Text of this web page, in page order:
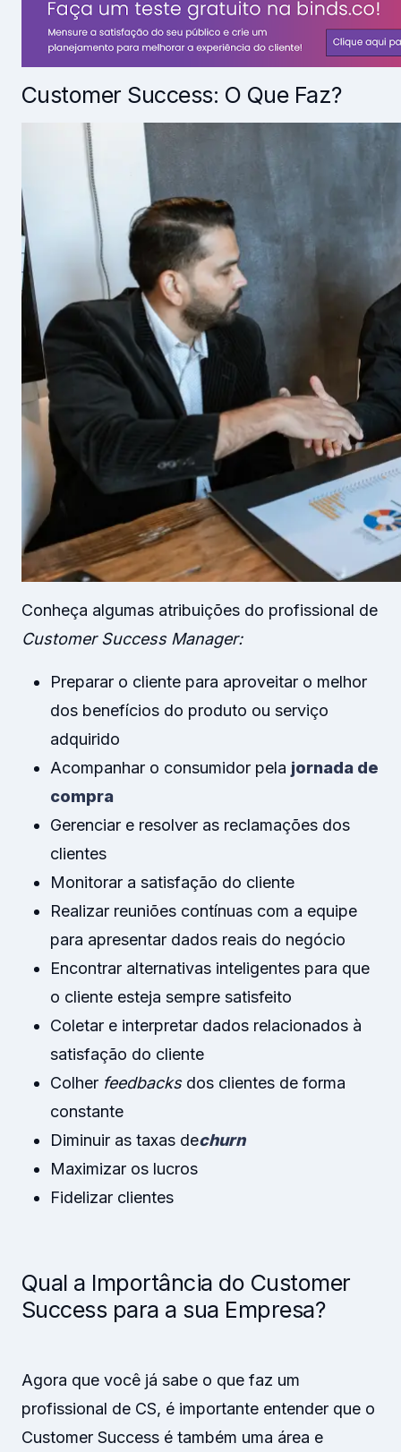
Customer Success: O Que Faz?
Conheça algumas atribuições do profissional de
Customer Success Manager:
Preparar o cliente para aproveitar o melhor
dos benefícios do produto ou serviço
adquirido
Acompanhar o consumidor pela jornada de
compra
Gerenciar e resolver as reclamações dos
clientes
Monitorar a satisfação do cliente
Realizar reuniões contínuas com a equipe
para apresentar dados reais do negócio
Encontrar alternativas inteligentes para que
o cliente esteja sempre satisfeito
Coletar e interpretar dados relacionados à
satisfação do cliente
Colher feedbacksdos clientes de forma
constante
Diminuir as taxas dechurn
Maximizar os lucros
Fidelizar clientes
Qual a Importância do Customer
Success para a sua Empresa?
Agora que você já sabe o que faz um
profissional de CS, é importante entender que o
Customer Success é também uma área e